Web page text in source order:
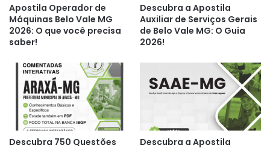
Apostila Operador de
Máquinas Belo Vale MG
2026: O que você precisa
saber!
Descubra a Apostila
Auxiliar de Serviços Gerais
de Belo Vale MG: O Guia
2026!
Descubra 750 Questões
Descubra a Apostila